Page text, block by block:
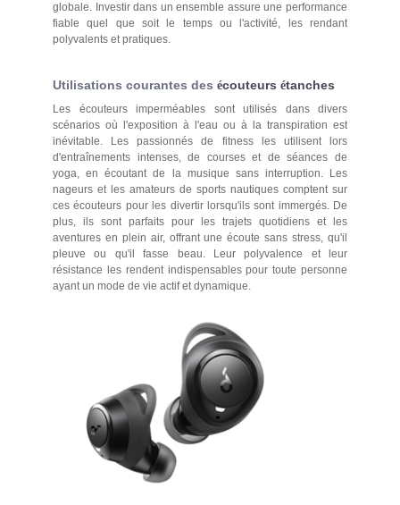
globale. Investir dans un ensemble assure une performance
fiable quel que soit le temps ou l'activité, les rendant
polyvalents et pratiques.
Utilisations courantes des écouteurs étanches
Les écouteurs imperméables sont utilisés dans divers
scénarios où l'exposition à l'eau ou à la transpiration est
inévitable. Les passionnés de fitness les utilisent lors
d'entraînements intenses, de courses et de séances de
yoga, en écoutant de la musique sans interruption. Les
nageurs et les amateurs de sports nautiques comptent sur
ces écouteurs pour les divertir lorsqu'ils sont immergés. De
plus, ils sont parfaits pour les trajets quotidiens et les
aventures en plein air, offrant une écoute sans stress, qu'il
pleuve ou qu'il fasse beau. Leur polyvalence et leur
résistance les rendent indispensables pour toute personne
ayant un mode de vie actif et dynamique.